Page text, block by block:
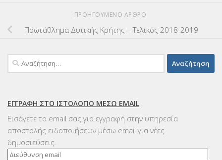
ΠΡΟΗΓΟΎΜΕΝΟ ΆΡΘΡΟ
Πρωτάθλημα Δυτικής Κρήτης – Τελικός 2018-2019
Αναζήτηση
για:
ΕΓΓΡΑΦΉ ΣΤΟ ΙΣΤΟΛΌΓΙΟ ΜΈΣΩ EMAIL
Εισάγετε το email σας για εγγραφή στην υπηρεσία
αποστολής ειδοποιήσεων μέσω email για νέες
δημοσιεύσεις.
Διεύθυνση